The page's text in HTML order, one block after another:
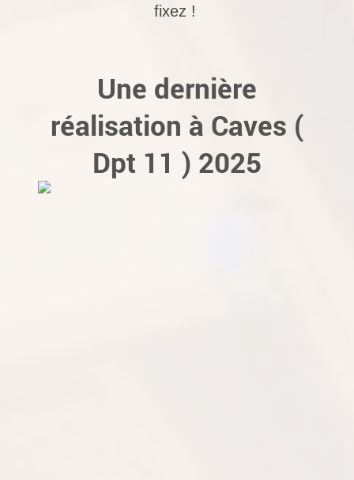
fixez !
Une dernière
réalisation à Caves (
Dpt 11 ) 2025